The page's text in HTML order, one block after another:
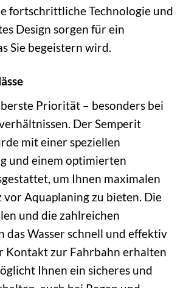
fortschrittliche Technologie und
Design sorgen für ein
Sie begeistern wird.
Priorität – besonders bei
Der Semperit
mit einer speziellen
und einem optimierten
um Ihnen maximalen
vor Aquaplaning zu bieten. Die
und die zahlreichen
das Wasser schnell und effektiv
Kontakt zur Fahrbahn erhalten
Ihnen ein sicheres und